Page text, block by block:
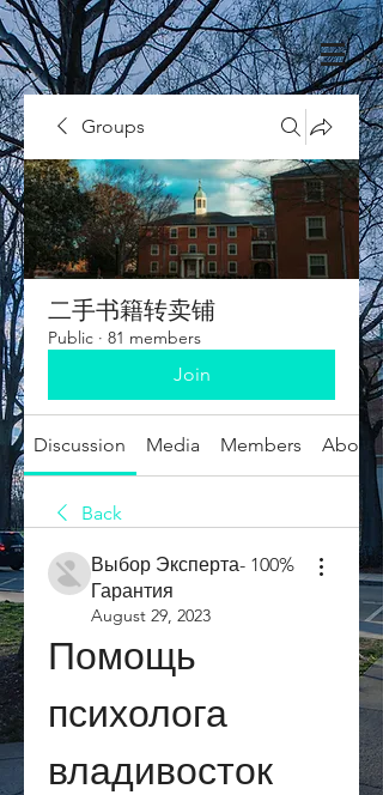
Groups
二手书籍转卖铺
Public · 81 members
Join
Discussion Media Members About
Back
Выбор Эксперта- 100%
Гарантия
August 29, 2023
Помощь
психолога
владивосток